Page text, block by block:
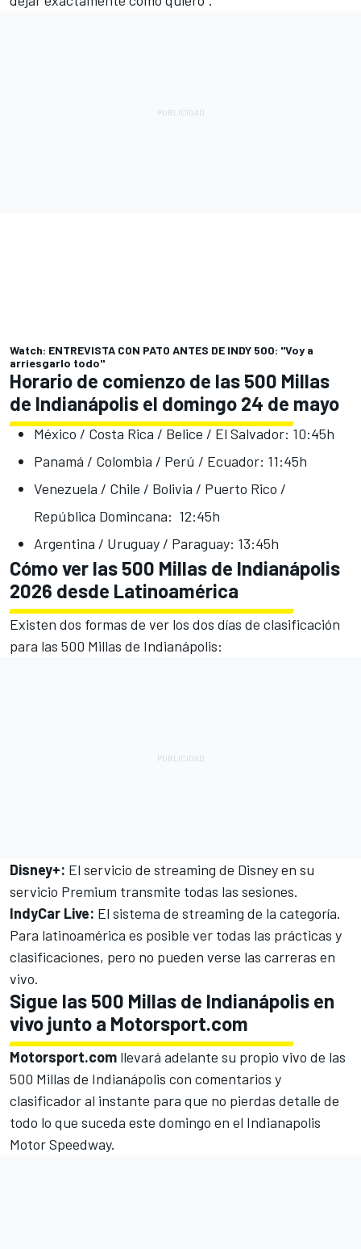
Watch: ENTREVISTA CON PATO ANTES DE INDY 500: "Voy a
arriesgarlo todo"
Horario de comienzo de las 500 Millas
de Indianápolis el domingo 24 de mayo
México / Costa Rica / Belice / El Salvador: 10:45h
Panamá / Colombia / Perú / Ecuador: 11:45h
Venezuela / Chile / Bolivia / Puerto Rico /
República Domincana: 12:45h
Argentina / Uruguay / Paraguay: 13:45h
Cómo ver las 500 Millas de Indianápolis
2026 desde Latinoamérica
Existen dos formas de ver los dos días de clasificación
para las 500 Millas de Indianápolis:
Disney+: El servicio de streaming de Disney en su
servicio Premium transmite todas las sesiones.
IndyCar Live: El sistema de streaming de la categoría.
Para latinoamérica es posible ver todas las prácticas y
clasificaciones, pero no pueden verse las carreras en
vivo.
Sigue las 500 Millas de Indianápolis en
vivo junto a Motorsport.com
Motorsport.com llevará adelante su propio vivo de las
500 Millas de Indianápolis con comentarios y
clasificador al instante para que no pierdas detalle de
todo lo que suceda este domingo en el Indianapolis
Motor Speedway.